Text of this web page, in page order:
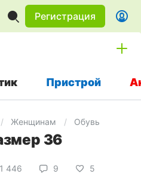
Регистрация
Пристрой
Женщинам Обувь
36
446 9 5